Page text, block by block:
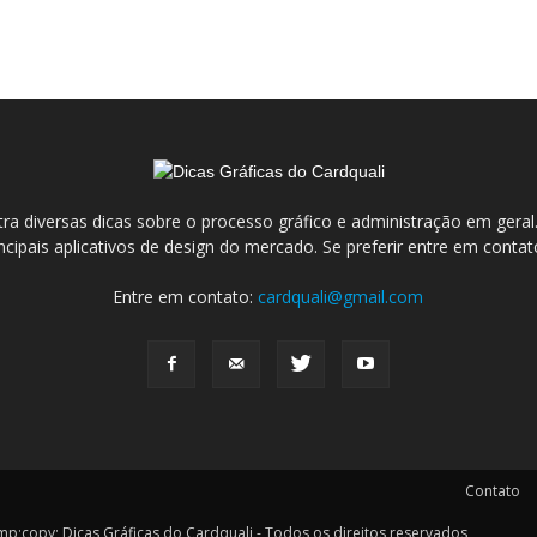
diversas dicas sobre o processo gráfico e administração em
aplicativos de design do mercado. Se preferir entre em
Entre em contato:cardquali@gmail.com
Contato
Dicas Gráficas do Cardquali - Todos os direitos reservados